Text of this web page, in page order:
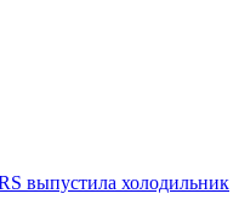
выпустила холодильник